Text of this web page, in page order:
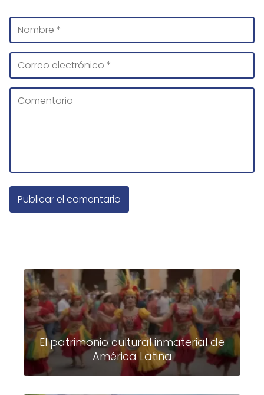
El patrimonio cultural inmaterial de
América Latina